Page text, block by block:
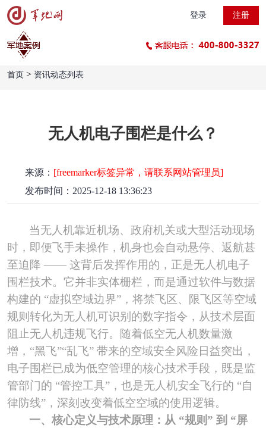
登录 注册
首页 > 资讯动态列表
无人机电子围栏是什么？
来源： [freemarker标签异常，请联系网站管理员]
发布时间：2025-12-18 13:36:23
当无人机靠近机场、政府机关或大型活动现场
时，即便飞手未操作，机身也会自动悬停、返航甚
至迫降 —— 这背后发挥作用的，正是无人机电子
围栏技术。它并非实体栅栏，而是通过软件与数据
构建的 “虚拟空域边界”，将禁飞区、限飞区等空域
规则转化为无人机可识别的数字指令，从技术层面
阻止无人机违规飞行。随着低空无人机数量激
增，“黑飞”“乱飞” 带来的空域安全风险日益突出，
电子围栏已成为低空管理的核心技术手段，既是监
管部门的 “管控工具”，也是无人机安全飞行的 “自
律防线”，深刻改变着低空空域的使用逻辑。
一、核心定义与技术原理：从 “规则” 到 “屏